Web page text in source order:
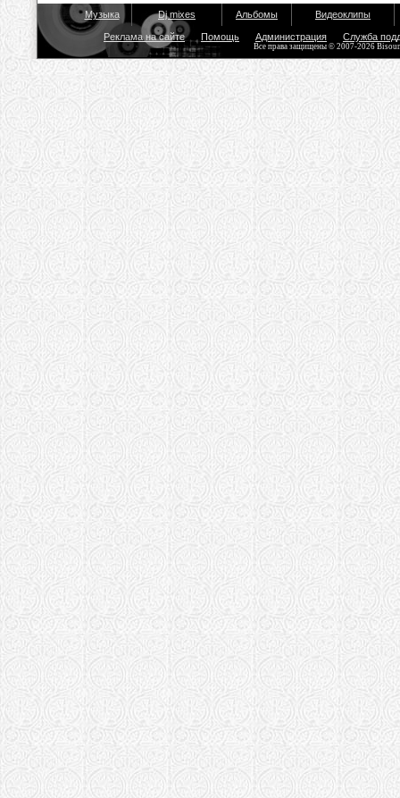
Музыка Dj mixes Альбомы Видеоклипы
Реклама на сайте Помощь Администрация Служба
Все права защищены © 2007-2026